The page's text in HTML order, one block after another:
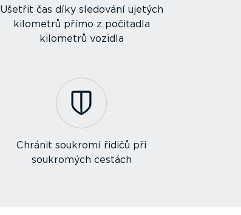
Ušetřit čas díky sledování ujetých
kilometrů přímo z počitadla
kilometrů vozidla
Chránit soukromí řidičů při
soukromých cestách